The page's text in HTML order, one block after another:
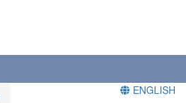
ENGLISH